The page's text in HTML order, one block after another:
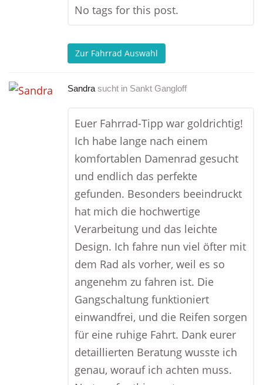
No tags for this post.
Zur Fahrrad Auswahl
Sandra sucht in Sankt Gangloff
Euer Fahrrad-Tipp war goldrichtig!
Ich habe lange nach einem
komfortablen Damenrad gesucht
und endlich das perfekte
gefunden. Besonders beeindruckt
hat mich die hochwertige
Verarbeitung und das leichte
Design. Ich fahre nun viel öfter mit
dem Rad als vorher, weil es so
angenehm zu fahren ist. Die
Gangschaltung funktioniert
einwandfrei, und die Reifen sorgen
für eine ruhige Fahrt. Dank eurer
detaillierten Beratung wusste ich
genau, worauf ich achten muss.